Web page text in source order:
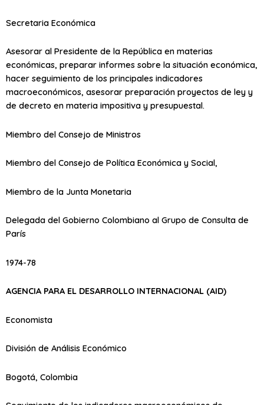
Secretaria Económica
Asesorar al Presidente de la República en materias
económicas, preparar informes sobre la situación económica,
hacer seguimiento de los principales indicadores
macroeconómicos, asesorar preparación proyectos de ley y
de decreto en materia impositiva y presupuestal.
Miembro del Consejo de Ministros
Miembro del Consejo de Política Económica y Social,
Miembro de la Junta Monetaria
Delegada del Gobierno Colombiano al Grupo de Consulta de
París
1974-78
AGENCIA PARA EL DESARROLLO INTERNACIONAL (AID)
Economista
División de Análisis Económico
Bogotá, Colombia